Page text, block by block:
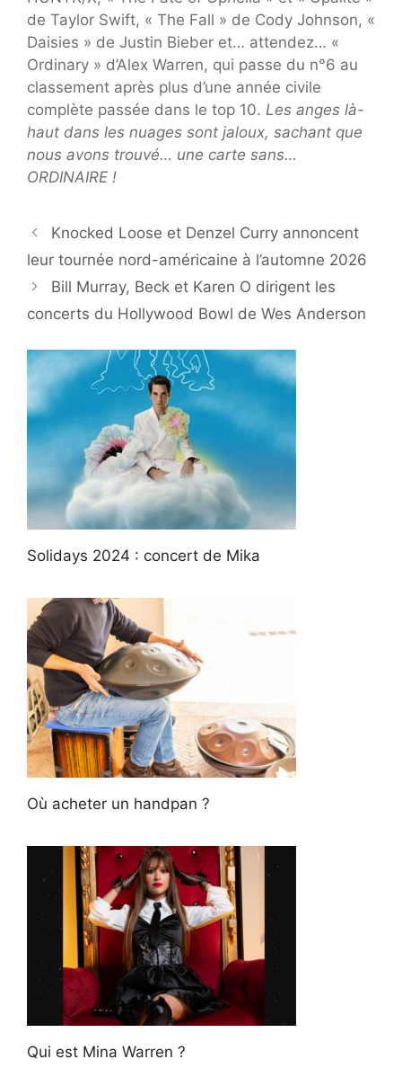
de Taylor Swift, « The Fall » de Cody Johnson, «
Daisies » de Justin Bieber et… attendez… «
Ordinary » d’Alex Warren, qui passe du n°6 au
classement après plus d’une année civile
complète passée dans le top 10. Les anges là-
haut dans les nuages ​​sont jaloux, sachant que
nous avons trouvé… une carte sans…
ORDINAIRE !
Knocked Loose et Denzel Curry annoncent
leur tournée nord-américaine à l’automne 2026
Bill Murray, Beck et Karen O dirigent les
concerts du Hollywood Bowl de Wes Anderson
Solidays 2024 : concert de Mika
Où acheter un handpan ?
Qui est Mina Warren ?